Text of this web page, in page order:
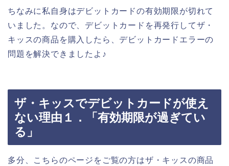
ちなみに私自身はデビットカードの有効期限が切れて
いました。なので、デビットカードを再発行してザ・
キッスの商品を購入したら、デビットカードエラーの
問題を解決できましたよ♪
ザ・キッスでデビットカードが使え
ない理由１．「有効期限が過ぎてい
る」
多分、こちらのページをご覧の方はザ・キッスの商品